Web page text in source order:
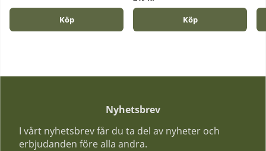
Köp Köp
Nyhetsbrev
I vårt nyhetsbrev får du ta del av nyheter och
erbjudanden före alla andra.